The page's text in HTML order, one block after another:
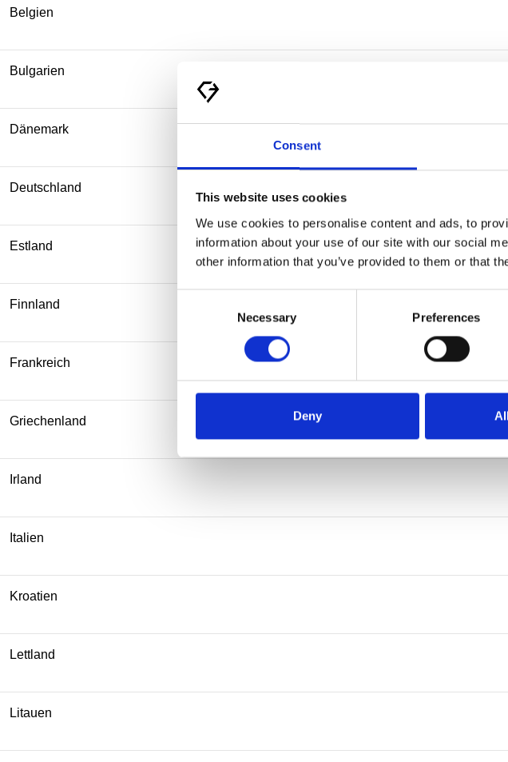
Consent
This website uses cookies
We use cookies to personalise content and ads, to
information about your use of our site with our social
other information that you’ve provided to them or that
Necessary Preferences
Deny
Belgien
Bulgarien
Dänemark
Deutschland
Estland
Finnland
Frankreich
Griechenland
Irland
Italien
Kroatien
Lettland
Litauen